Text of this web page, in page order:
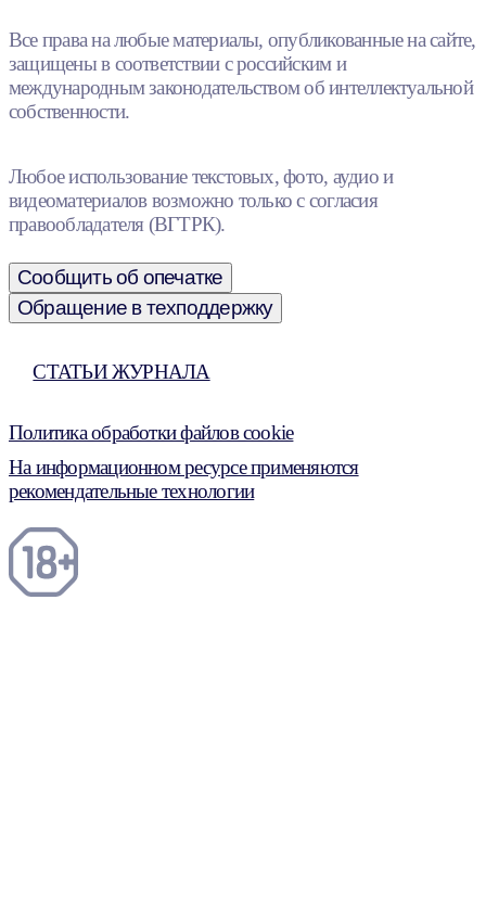
Все права на любые материалы, опубликованные на сайте,
защищены в соответствии с российским и
международным законодательством об интеллектуальной
собственности.
Любое использование текстовых, фото, аудио и
видеоматериалов возможно только с согласия
правообладателя (ВГТРК).
Сообщить об опечатке
Обращение в техподдержку
СТАТЬИ ЖУРНАЛА
Политика обработки файлов cookie
На информационном ресурсе применяются
рекомендательные технологии